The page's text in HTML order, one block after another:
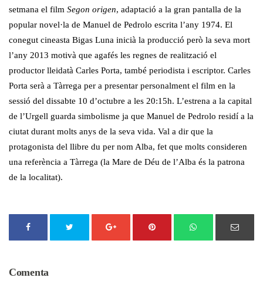
setmana el film Segon origen, adaptació a la gran pantalla de la
popular novel·la de Manuel de Pedrolo escrita l’any 1974. El
conegut cineasta Bigas Luna inicià la producció però la seva mort
l’any 2013 motivà que agafés les regnes de realització el
productor lleidatà Carles Porta, també periodista i escriptor. Carles
Porta serà a Tàrrega per a presentar personalment el film en la
sessió del dissabte 10 d’octubre a les 20:15h. L’estrena a la capital
de l’Urgell guarda simbolisme ja que Manuel de Pedrolo residí a la
ciutat durant molts anys de la seva vida. Val a dir que la
protagonista del llibre du per nom Alba, fet que molts consideren
una referència a Tàrrega (la Mare de Déu de l’Alba és la patrona
de la localitat).
Comenta